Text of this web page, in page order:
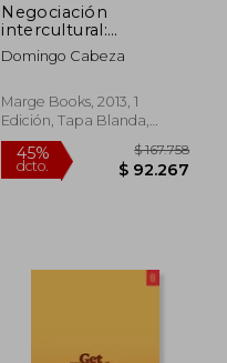
45%
dcto. $
Negociación
intercultural:
Estrategias y técnicas
de negociación
(Gestiona)
Domingo Cabeza
Marge Books, 2013, 1
Edición, Tapa Blanda,
Nuevo